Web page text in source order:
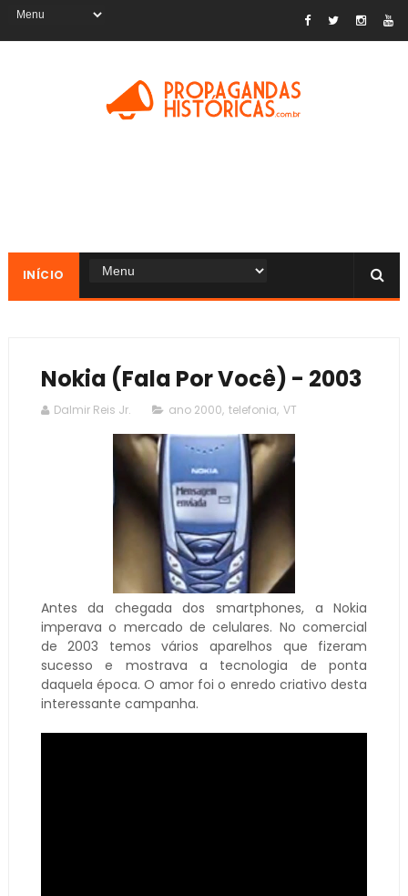
INÍCIO
Nokia (Fala Por Você) - 2003
Dalmir Reis Jr. ano 2000, telefonia, VT
Antes da chegada dos smartphones, a Nokia
imperava o mercado de celulares. No comercial
de 2003 temos vários aparelhos que fizeram
sucesso e mostrava a tecnologia de ponta
daquela época. O amor foi o enredo criativo desta
interessante campanha.